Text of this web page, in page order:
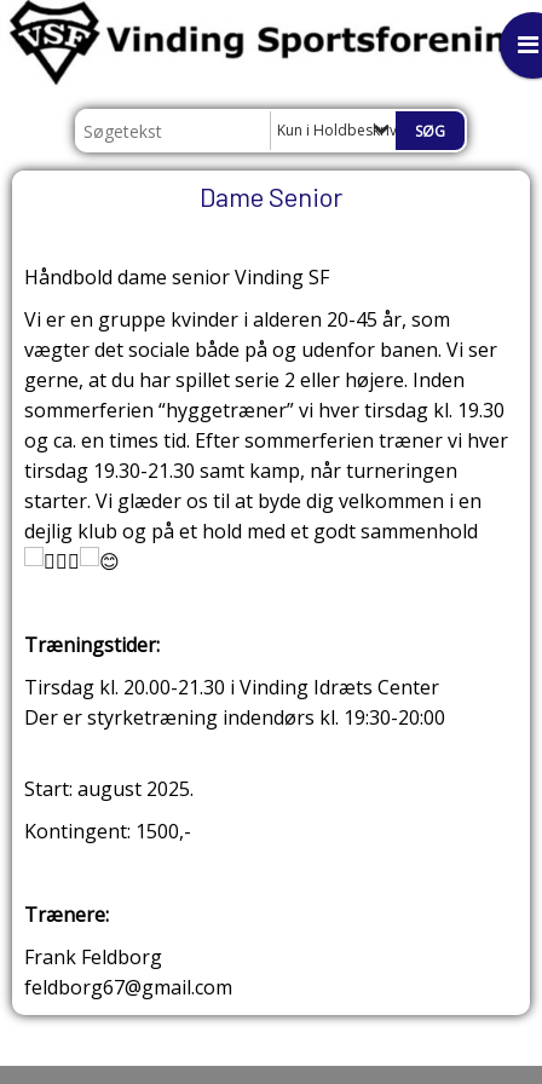
Kun i Holdbeskrivelser
Dame Senior
Håndbold dame senior Vinding SF
Vi er en gruppe kvinder i alderen 20-45 år, som
vægter det sociale både på og udenfor banen. Vi ser
gerne, at du har spillet serie 2 eller højere. Inden
sommerferien “hyggetræner” vi hver tirsdag kl. 19.30
og ca. en times tid. Efter sommerferien træner vi hver
tirsdag 19.30-21.30 samt kamp, når turneringen
starter. Vi glæder os til at byde dig velkommen i en
dejlig klub og på et hold med et godt sammenhold
Træningstider:
Tirsdag kl. 20.00-21.30 i Vinding Idræts Center
Der er styrketræning indendørs kl. 19:30-20:00
Start: august 2025.
Kontingent: 1500,-
Trænere:
Frank Feldborg
feldborg67@gmail.com